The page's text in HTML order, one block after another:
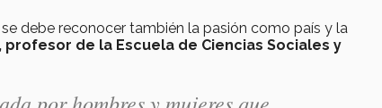
debe reconocer también la pasión como país y la
profesor de la Escuela de Ciencias Sociales y